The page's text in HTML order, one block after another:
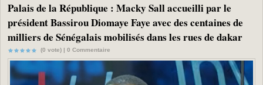
Palais de la République : Macky Sall accueilli par le
président Bassirou Diomaye Faye avec des centaines de
milliers de Sénégalais mobilisés dans les rues de dakar
(0 vote) | 0 Commentaire